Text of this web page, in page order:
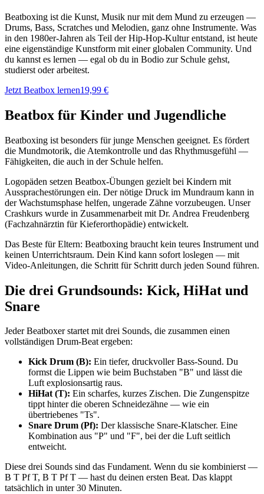
Beatboxing ist die Kunst, Musik nur mit dem Mund zu erzeugen —
Drums, Bass, Scratches und Melodien, ganz ohne Instrumente. Was
in den 1980er-Jahren als Teil der Hip-Hop-Kultur entstand, ist heute
eine eigenständige Kunstform mit einer globalen Community. Und
du kannst es lernen — egal ob du in Bodio zur Schule gehst,
studierst oder arbeitest.
Jetzt Beatbox lernen19,99 €
Beatbox für Kinder und Jugendliche
Beatboxing ist besonders für junge Menschen geeignet. Es fördert
die Mundmotorik, die Atemkontrolle und das Rhythmusgefühl —
Fähigkeiten, die auch in der Schule helfen.
Logopäden setzen Beatbox-Übungen gezielt bei Kindern mit
Aussprachestörungen ein. Der nötige Druck im Mundraum kann in
der Wachstumsphase helfen, ungerade Zähne vorzubeugen. Unser
Crashkurs wurde in Zusammenarbeit mit Dr. Andrea Freudenberg
(Fachzahnärztin für Kieferorthopädie) entwickelt.
Das Beste für Eltern: Beatboxing braucht kein teures Instrument und
keinen Unterrichtsraum. Dein Kind kann sofort loslegen — mit
Video-Anleitungen, die Schritt für Schritt durch jeden Sound führen.
Die drei Grundsounds: Kick, HiHat und
Snare
Jeder Beatboxer startet mit drei Sounds, die zusammen einen
vollständigen Drum-Beat ergeben:
Kick Drum (B): Ein tiefer, druckvoller Bass-Sound. Du
formst die Lippen wie beim Buchstaben "B" und lässt die
Luft explosionsartig raus.
HiHat (T): Ein scharfes, kurzes Zischen. Die Zungenspitze
tippt hinter die oberen Schneidezähne — wie ein
übertriebenes "Ts".
Snare Drum (Pf): Der klassische Snare-Klatscher. Eine
Kombination aus "P" und "F", bei der die Luft seitlich
entweicht.
Diese drei Sounds sind das Fundament. Wenn du sie kombinierst —
B T Pf T, B T Pf T — hast du deinen ersten Beat. Das klappt
tatsächlich in unter 30 Minuten.